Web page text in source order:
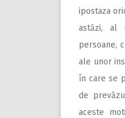
ipostaza
astăzi, al
persoane,
ale unor
în care se
de
aceste